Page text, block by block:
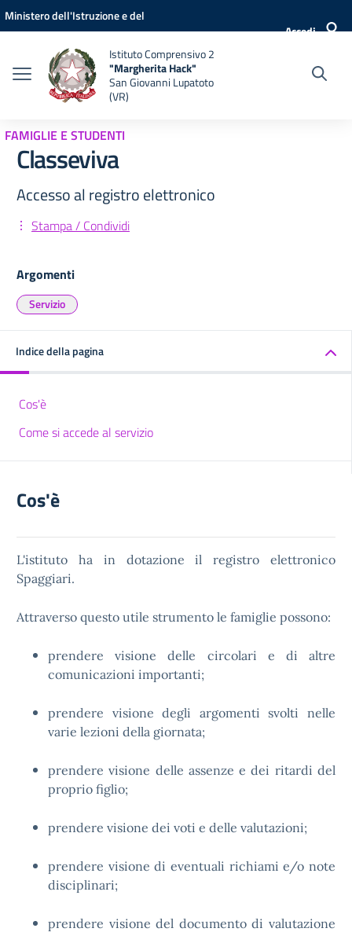
Vai ai contenuti
Vai al menu di navigazione
Vai al footer
Ministero dell'Istruzione e del
Accedi
Istituto Comprensivo 2
"Margherita Hack"
San Giovanni Lupatoto
(VR)
FAMIGLIE E STUDENTI
Classeviva
Accesso al registro elettronico
Stampa / Condividi
Argomenti
Servizio
Indice della pagina
Cos'è
Come si accede al servizio
Cos'è
L'istituto ha in dotazione il registro elettronico
Spaggiari.
Attraverso questo utile strumento le famiglie possono:
prendere visione delle circolari e di altre
comunicazioni importanti;
prendere visione degli argomenti svolti nelle
varie lezioni della giornata;
prendere visione delle assenze e dei ritardi del
proprio figlio;
prendere visione dei voti e delle valutazioni;
prendere visione di eventuali richiami e/o note
disciplinari;
prendere visione del documento di valutazione